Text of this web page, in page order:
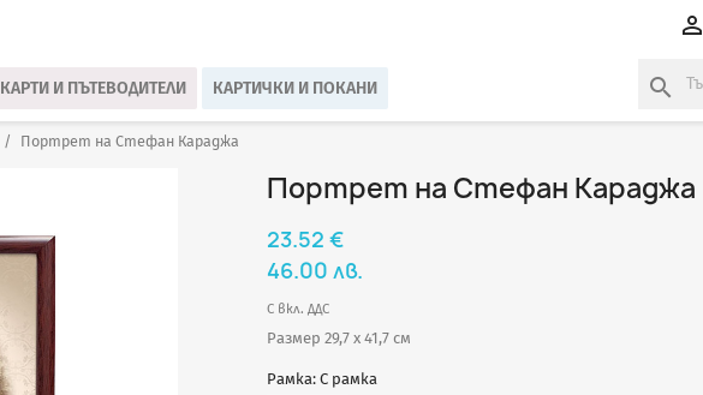

КАРТИ И ПЪТЕВОДИТЕЛИ КАРТИЧКИ И ПОКАНИ search
Портрет на Стефан Караджа
Портрет на Стефан Караджа
23.52 €
46.00 лв.
С вкл. ДДС
Размер 29,7 х 41,7 см
Рамка: С рамка